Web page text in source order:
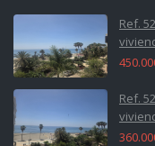
Ref.
Ref.